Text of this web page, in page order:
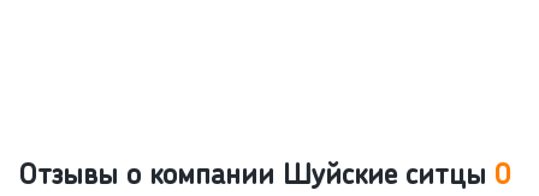
Отзывы о компании Шуйские ситцы 0